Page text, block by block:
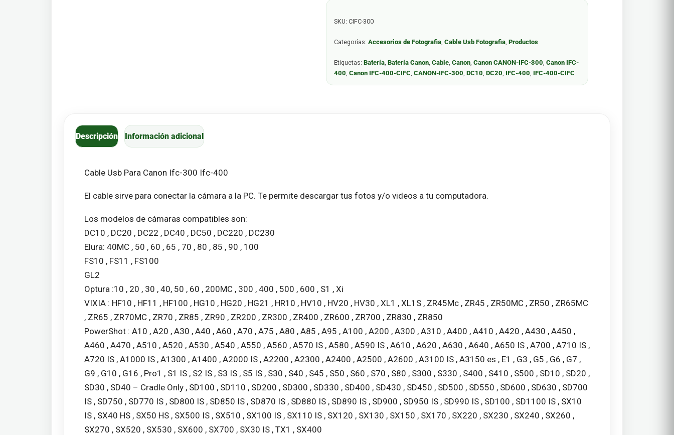
SKU:CIFC-300
Categorías:Accesorios de Fotografia,Cable Usb Fotografia,Productos
Etiquetas:Batería,Batería Canon,Cable,Canon,Canon CANON-IFC-300,Canon IFC-
400,Canon IFC-400-CIFC,CANON-IFC-300,DC10,DC20, IFC-400, IFC-400-CIFC
Descripción Información adicional
Cable Usb Para Canon Ifc-300 Ifc-400
El cable sirve para conectar la cámara a la PC. Te permite descargar tus fotos y/o videos a tu computadora.
Los modelos de cámaras compatibles son:
DC10 , DC20 , DC22 , DC40 , DC50 , DC220 , DC230
Elura: 40MC , 50 , 60 , 65 , 70 , 80 , 85 , 90 , 100
FS10 , FS11 , FS100
GL2
Optura :10 , 20 , 30 , 40, 50 , 60 , 200MC , 300 , 400 , 500 , 600 , S1 , Xi
VIXIA : HF10 , HF11 , HF100 , HG10 , HG20 , HG21 , HR10 , HV10 , HV20 , HV30 , XL1 , XL1S , ZR45Mc , ZR45 , ZR50MC , ZR50 , ZR65MC
, ZR65 , ZR70MC , ZR70 , ZR85 , ZR90 , ZR200 , ZR300 , ZR400 , ZR600 , ZR700 , ZR830 , ZR850
PowerShot : A10 , A20 , A30 , A40 , A60 , A70 , A75 , A80 , A85 , A95 , A100 , A200 , A300 , A310 , A400 , A410 , A420 , A430 , A450 ,
A460 , A470 , A510 , A520 , A530 , A540 , A550 , A560 , A570 IS , A580 , A590 IS , A610 , A620 , A630 , A640 , A650 IS , A700 , A710 IS ,
A720 IS , A1000 IS , A1300 , A1400 , A2000 IS , A2200 , A2300 , A2400 , A2500 , A2600 , A3100 IS , A3150 es , E1 , G3 , G5 , G6 , G7 ,
G9 , G10 , G16 , Pro1 , S1 IS , S2 IS , S3 IS , S5 IS , S30 , S40 , S45 , S50 , S60 , S70 , S80 , S300 , S330 , S400 , S410 , S500 , SD10 , SD20 ,
SD30 , SD40 – Cradle Only , SD100 , SD110 , SD200 , SD300 , SD330 , SD400 , SD430 , SD450 , SD500 , SD550 , SD600 , SD630 , SD700
IS , SD750 , SD770 IS , SD800 IS , SD850 IS , SD870 IS , SD880 IS , SD890 IS , SD900 , SD950 IS , SD990 IS , SD100 , SD1100 IS , SX10
IS , SX40 HS , SX50 HS , SX500 IS , SX510 , SX100 IS , SX110 IS , SX120 , SX130 , SX150 , SX170 , SX220 , SX230 , SX240 , SX260 ,
SX270 , SX520 , SX530 , SX600 , SX700 , SX30 IS , TX1 , SX400